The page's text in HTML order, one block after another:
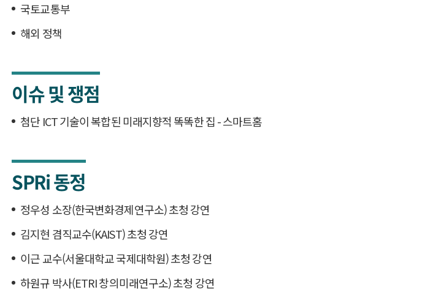
국토교통부
해외 정책
이슈 및 쟁점
첨단 ICT 기술이 복합된 미래지향적 똑똑한 집 - 스마트홈
SPRi 동정
정우성 소장(한국변화경제연구소) 초청 강연
김지현 겸직교수(KAIST) 초청 강연
이근 교수(서울대학교 국제대학원) 초청 강연
하원규 박사(ETRI 창의미래연구소) 초청 강연